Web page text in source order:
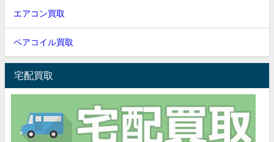
エアコン買取
ペアコイル買取
宅配買取